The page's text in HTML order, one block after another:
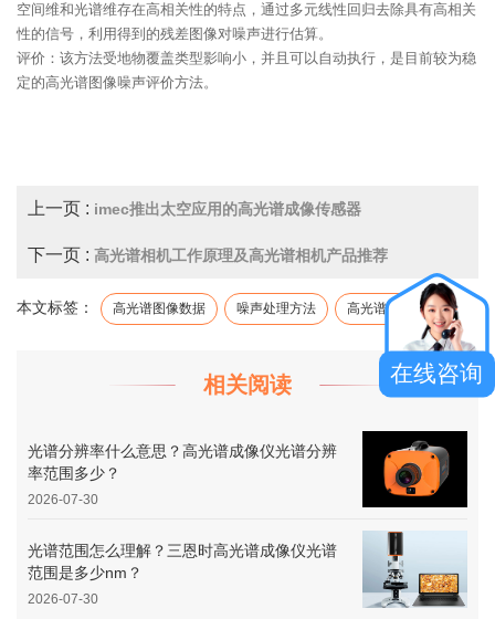
空间维和光谱维存在高相关性的特点，通过多元线性回归去除具有高相关
性的信号，利用得到的残差图像对噪声进行估算。
评价：该方法受地物覆盖类型影响小，并且可以自动执行，是目前较为稳
定的高光谱图像噪声评价方法。
上一页 : imec推出太空应用的高光谱成像传感器
下一页 : 高光谱相机工作原理及高光谱相机产品推荐
本文标签： 高光谱图像数据 噪声处理方法 高光谱图像
相关阅读
光谱分辨率什么意思？高光谱成像仪光谱分辨
率范围多少？
2026-07-30
光谱范围怎么理解？三恩时高光谱成像仪光谱
范围是多少nm？
2026-07-30
在线咨询